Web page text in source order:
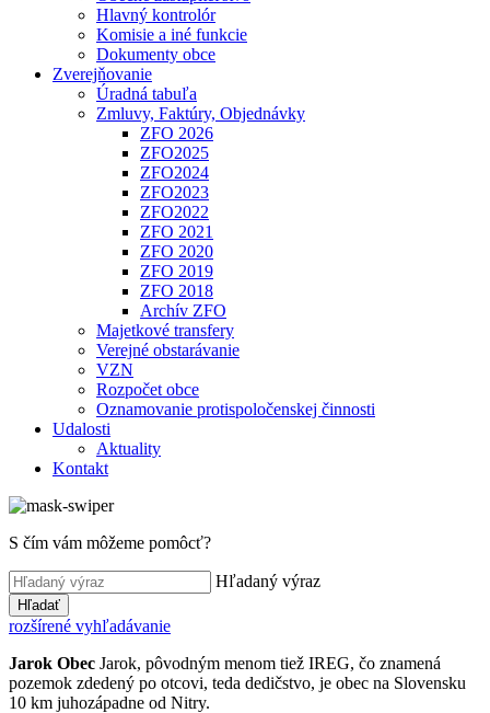
Hlavný kontrolór
Komisie a iné funkcie
Dokumenty obce
Zverejňovanie
Úradná tabuľa
Zmluvy, Faktúry, Objednávky
ZFO 2026
ZFO2025
ZFO2024
ZFO2023
ZFO2022
ZFO 2021
ZFO 2020
ZFO 2019
ZFO 2018
Archív ZFO
Majetkové transfery
Verejné obstarávanie
VZN
Rozpočet obce
Oznamovanie protispoločenskej činnosti
Udalosti
Aktuality
Kontakt
S čím vám môžeme pomôcť?
Hľadaný výraz
Hľadať
rozšírené vyhľadávanie
Jarok Obec Jarok, pôvodným menom tiež IREG, čo znamená
pozemok zdedený po otcovi, teda dedičstvo, je obec na Slovensku
10 km juhozápadne od Nitry.